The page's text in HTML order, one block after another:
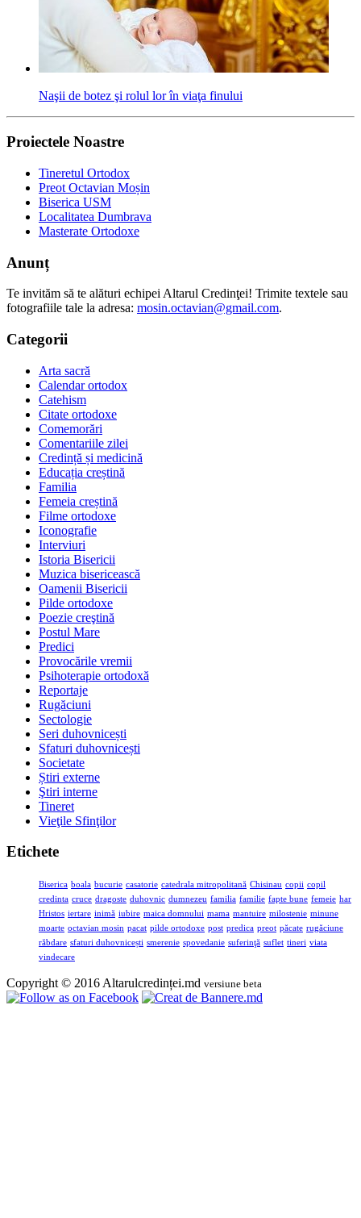
Naşii de botez şi rolul lor în viaţa finului
Proiectele Noastre
Tineretul Ortodox
Preot Octavian Moșin
Biserica USM
Localitatea Dumbrava
Masterate Ortodoxe
Anunț
Te invităm să te alături echipei Altarul Credinţei! Trimite textele sau
fotografiile tale la adresa: mosin.octavian@gmail.com.
Categorii
Arta sacră
Calendar ortodox
Catehism
Citate ortodoxe
Comemorări
Comentariile zilei
Credință și medicină
Educația creștină
Familia
Femeia creștină
Filme ortodoxe
Iconografie
Interviuri
Istoria Bisericii
Muzica bisericească
Oamenii Bisericii
Pilde ortodoxe
Poezie creştină
Postul Mare
Predici
Provocările vremii
Psihoterapie ortodoxă
Reportaje
Rugăciuni
Sectologie
Seri duhovnicești
Sfaturi duhovnicești
Societate
Știri externe
Ştiri interne
Tineret
Vieţile Sfinţilor
Etichete
Biserica boala bucurie casatorie catedrala mitropolitană Chisinau copii copil
credinta cruce dragoste duhovnic dumnezeu familia familie fapte bune femeie har
Hristos iertare inimă iubire maica domnului mama mantuire milostenie minune
moarte octavian mosin pacat pilde ortodoxe post predica preot păcate rugăciune
răbdare sfaturi duhovnicești smerenie spovedanie suferinţă suflet tineri viata
vindecare
Copyright © 2016 Altarulcredinței.md versiune beta